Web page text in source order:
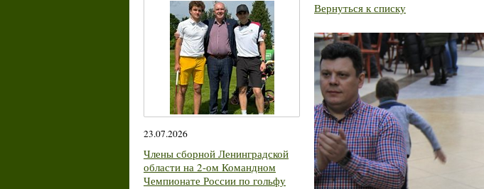
23.07.2026
Члены сборной Ленинградской
области на 2-ом Командном
Чемпионате России по гольфу
Вернуться к списку